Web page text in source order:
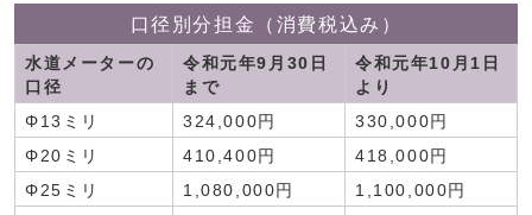
口径別分担金（消費税込み）
水道メーターの
口径
令和元年9月30日
まで
令和元年10月1日
より
Φ13ミリ
324,000円
330,000円
Φ20ミリ
410,400円
418,000円
Φ25ミリ
1,080,000円
1,100,000円